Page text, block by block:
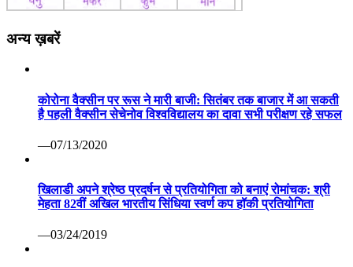
अन्य ख़बरें
कोरोना वैक्सीन पर रूस ने मारी बाजी: सितंबर तक बाजार में आ सकती
है पहली वैक्सीन सेचेनोव विश्वविद्यालय का दावा सभी परीक्षण रहे सफल
—07/13/2020
खिलाडी अपने श्रेष्ठ प्रदर्षन से प्रतियोगिता को बनाएं रोमांचक: श्री
मेहता 82वीं अखिल भारतीय सिंधिया स्वर्ण कप हॉकी प्रतियोगिता
—03/24/2019